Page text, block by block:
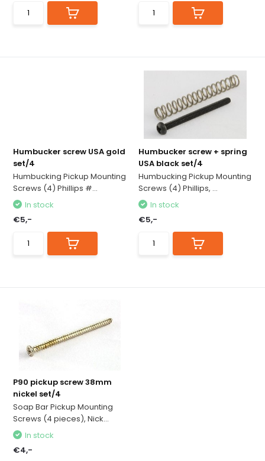
Humbucker screw USA gold
set/4
Humbucking Pickup Mounting
Screws (4) Phillips #...
In stock
€5,-
Humbucker screw + spring
USA black set/4
Humbucking Pickup Mounting
Screws (4) Phillips, ...
In stock
€5,-
P90 pickup screw 38mm
nickel set/4
Soap Bar Pickup Mounting
Screws (4 pieces), Nick...
In stock
€4,-